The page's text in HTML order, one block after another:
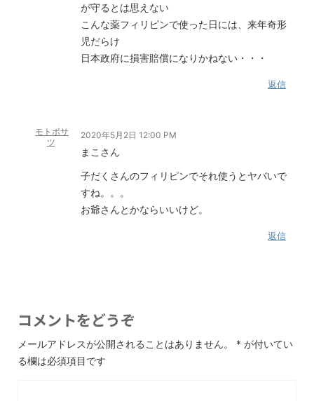
が守るとは思えない
こんな薬フィリピンで使った日には、来年奇形
児だらけ
日本政府に損害賠償になりかねない・・・
返信
モトボサ
ツ
2020年5月2日 12:00 PM
まこさん
子だくさんのフィリピンでそれ使うとヤバいで
すね。。。
お爺さんとかならいいけど。
返信
コメントをどうぞ
メールアドレスが公開されることはありません。 * が付いてい
る欄は必須項目です